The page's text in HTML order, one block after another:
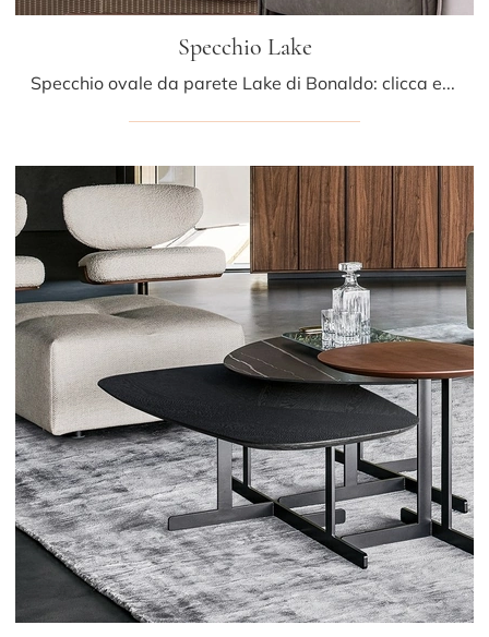
Specchio Lake
Specchio ovale da parete Lake di Bonaldo: clicca e ottieni informazioni sui Complementi e specchi design senza cornice del noto e conosciuto marchio!